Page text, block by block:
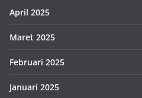
April 2025
Maret 2025
Februari 2025
Januari 2025